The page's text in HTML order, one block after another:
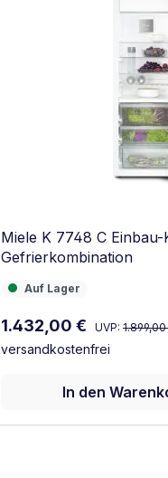
Miele K 7748 C Einbau-
Gefrierkombination
Auf Lager
Auf Lager
Verkaufspreis:
1.432,00 € Regulärer
UVP:
versandkostenfrei
In den